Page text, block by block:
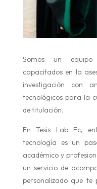
Somos un equipo
capacitados en la
investigación con
tecnológicos para la
de titulación.
En Tesis Lab Ec,
tecnología es un
académico y
un servicio de
personalizado que